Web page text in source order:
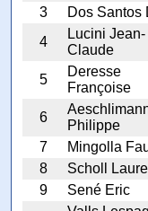
3
Dos Santos
4
Lucini Jean-
Claude
5
Deresse
Françoise
6
Philippe
7
Mingolla
8
Scholl
9
Sené Eric